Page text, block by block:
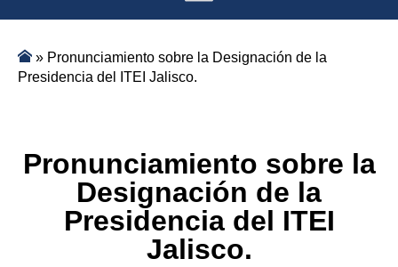
» Pronunciamiento sobre la Designación de la
Presidencia del ITEI Jalisco.
Pronunciamiento sobre la
Designación de la
Presidencia del ITEI
Jalisco.